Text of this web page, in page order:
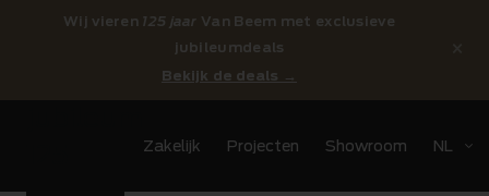
Wij vieren 125 jaar Van Beem met exclusieve
jubileumdeals
Bekijk de deals →
Zakelijk Projecten Showroom NL